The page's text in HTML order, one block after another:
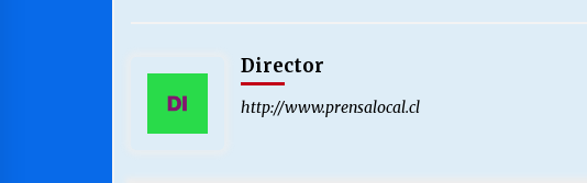
Director
http://www.prensalocal.cl